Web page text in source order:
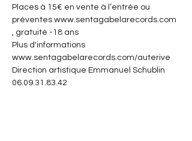
Places à 15€ en vente à l’entrée ou
préventes www.sentagabelarecords.com
, gratuité -18 ans
Plus d'informations
www.sentagabelarecords.com/auterive
Direction artistique Emmanuel Schublin
06.09.31.83.42